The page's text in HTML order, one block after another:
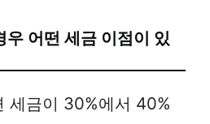
우 어떤 세금 이점이 있
세금이 30%에서 40%